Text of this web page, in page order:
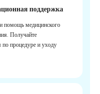
поддержка
помощь медицинского
Получайте
по процедуре и уходу